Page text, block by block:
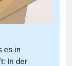
es in
In der